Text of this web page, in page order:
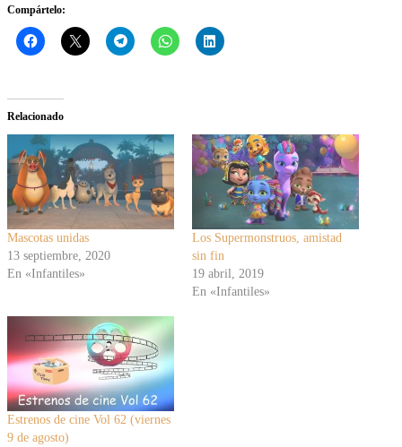
Compártelo:
Relacionado
Mascotas unidas
13 septiembre, 2020
En «Infantiles»
Los Supermonstruos, amistad
sin fin
19 abril, 2019
En «Infantiles»
Estrenos de cine Vol 62 (viernes
9 de agosto)